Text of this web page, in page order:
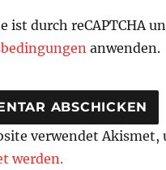
ist durch reCAPTCHA
anwenden.
verwendet
werden.